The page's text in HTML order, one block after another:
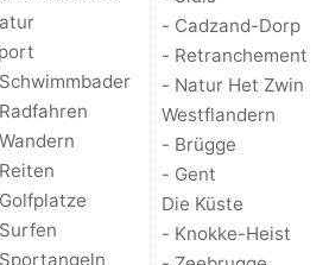
- Cadzand-Dorp
- Retranchement
- Natur Het Zwin
Westflandern
- Brügge
- Gent
Die Küste
- Knokke-Heist